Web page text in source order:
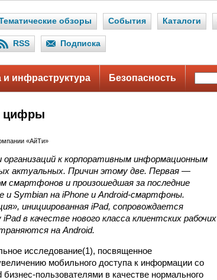
обзоры События Каталоги
RSS Подписка
и инфраструктура Безопасность
цифры
«АйТи»
организаций к корпоративным информационным
актуальных. Причин этому две. Первая —
смартфонов и произошедшая за последние
и Symbian на iPhone и Android-смартфоны.
инициированная iPad, сопровождается
в качестве нового класса клиентских рабочих
на Android.
исследование(1), посвященное
мобильного доступа к информации со
пользователями в качестве нормального